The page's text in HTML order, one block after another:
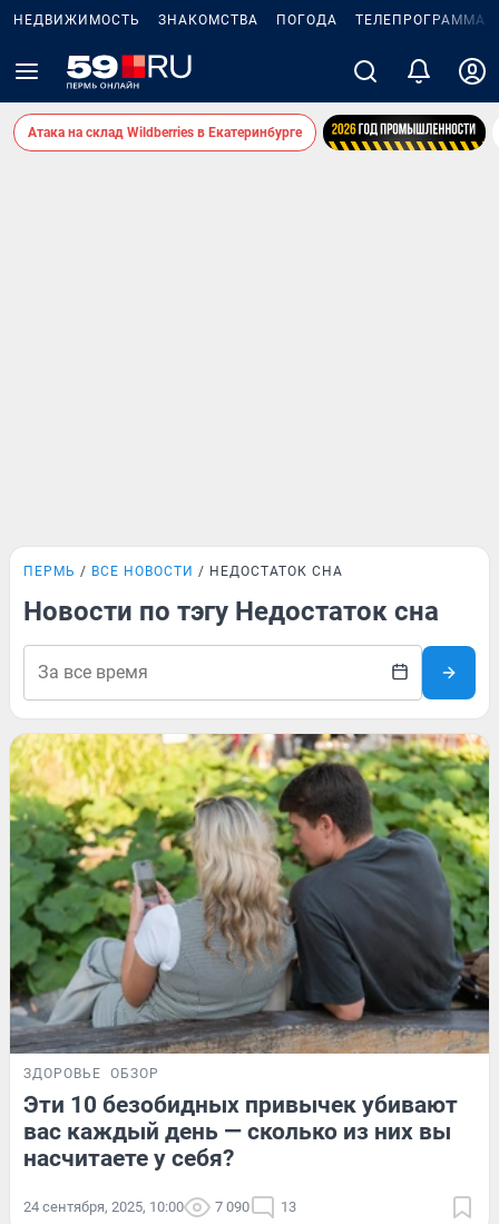
НЕДВИЖИМОСТЬ ЗНАКОМСТВА ПОГОДА ТЕЛЕПРОГРАММА
Атака на склад Wildberries в Екатеринбурге
ПЕРМЬ ВСЕ НОВОСТИ НЕДОСТАТОК СНА
Новости по тэгу Недостаток сна
ЗДОРОВЬЕ ОБЗОР
Эти 10 безобидных привычек убивают
вас каждый день — сколько из них вы
насчитаете у себя?
24 сентября, 2025, 10:00 7 090 13